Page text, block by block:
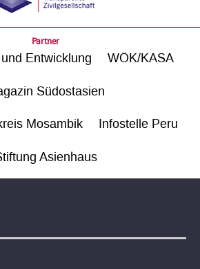
Partner
Entwicklung WÖK/KASA
Südostasien
Mosambik Infostelle Peru
Asienhaus